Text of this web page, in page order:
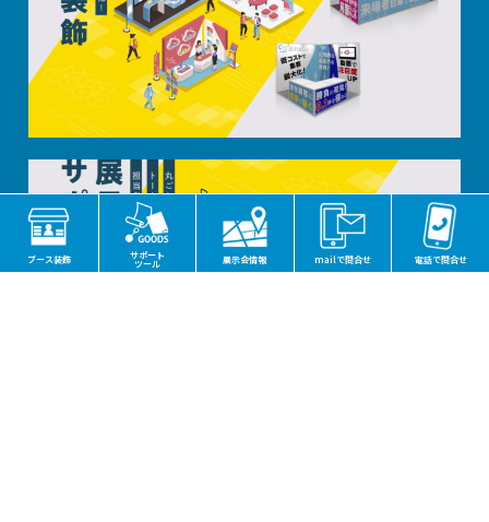
ブース装飾 サポート
ツール 展示会情報 mailで問合せ 電話で問合せ